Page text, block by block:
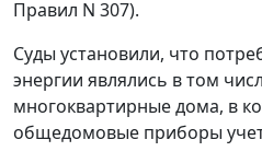
Правил N 307).
Суды установили, что
энергии являлись в том
многоквартирные дома, в
общедомовые приборы